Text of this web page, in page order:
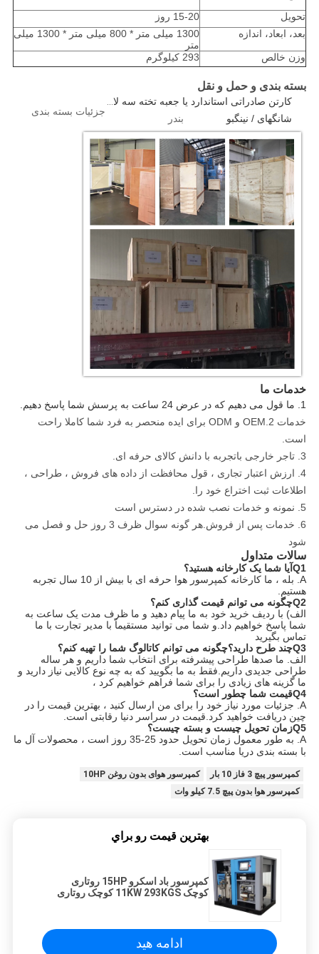
تحویل
15-20 روز
بعد، ابعاد، اندازه
1300 میلی متر * 800 میلی متر * 1300 میلی
متر
وزن خالص
293 کیلوگرم
بسته بندی و حمل و نقل
جزئیات بسته بندی
کارتن صادراتی استاندارد یا جعبه تخته سه لا 1 عدد / جعبه
بندر شانگهای / نینگبو
خدمات ما
1. ما قول می دهیم که در عرض 24 ساعت به پرسش شما پاسخ دهیم.
خدمات 2.OEM و ODM برای ایده منحصر به فرد شما کاملا راحت
است.
3. تاجر خارجی باتجربه با دانش کالای حرفه ای.
4. ارزش اعتبار تجاری ، قول محافظت از داده های فروش ، طراحی ،
اطلاعات ثبت اختراع خود را.
5. نمونه و خدمات نصب شده در دسترس است
6. خدمات پس از فروش.هر گونه سوال ظرف 3 روز حل و فصل می
شود
سالات متداول
Q1آیا شما یک کارخانه هستید؟
A. بله ، ما کارخانه کمپرسور هوا حرفه ای با بیش از 10 سال تجربه
هستیم.
Q2چگونه می توانم قیمت گذاری کنم؟
الف) با ردیف خرید خود به ما پیام دهید و ما ظرف مدت یک ساعت به
شما پاسخ خواهیم داد.و شما می توانید مستقیماً با مدیر تجارت با ما
تماس بگیرید
Q3چند طرح دارید؟چگونه می توانم کاتالوگ شما را تهیه کنم؟
الف. ما صدها طراحی پیشرفته برای انتخاب شما داریم و هر ساله
طراحی جدیدی داریم.فقط به ما بگویید که به چه نوع کالایی نیاز دارید و
ما گزینه های زیادی را برای شما فراهم خواهیم کرد ،
Q4قیمت شما چطور است؟
A. جزئیات مورد نیاز خود را برای من ارسال کنید ، بهترین قیمت را در
چین دریافت خواهید کرد.قیمت در سراسر دنیا رقابتی است.
Q5زمان تحویل چیست و بسته چیست؟
A. به طور معمول زمان تحویل حدود 25-35 روز است ، محصولات آل ما
با بسته بندی دریا مناسب است.
کمپرسور پیچ 3 فاز 10 بار
کمپرسور هوای بدون روغن 10HP
کمپرسور هوا بدون پیچ 7.5 کیلو وات
بهترين قيمت رو براي
کمپرسور باد اسکرو 15HP روتاری
کوچک 11KW 293KGS کوچک روتاری
ادامه هید